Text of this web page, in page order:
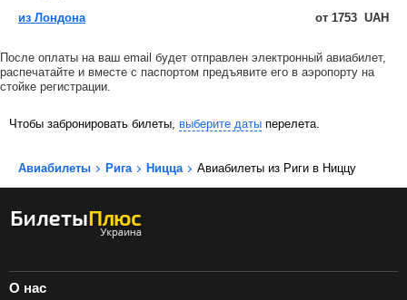
из Лондона от 1753 UAH
После оплаты на ваш email будет отправлен электронный авиабилет,
распечатайте и вместе с паспортом предъявите его в аэропорту на
стойке регистрации.
Чтобы забронировать билеты, выберите даты перелета.
Авиабилеты Рига Ницца Авиабилеты из Риги в Ниццу
О нас